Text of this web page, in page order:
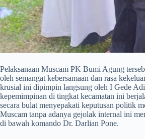
​Pelaksanaan Muscam PK Bumi Agung
oleh semangat kebersamaan dan rasa
krusial ini dipimpin langsung oleh I Gede
kepemimpinan di tingkat kecamatan ini
secara bulat menyepakati keputusan politik
Muscam tanpa adanya gejolak internal ini
di bawah komando Dr. Darlian Pone.